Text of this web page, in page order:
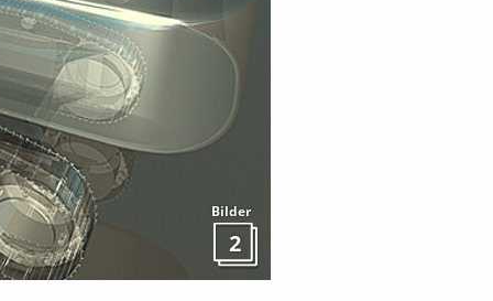
Bilder
2